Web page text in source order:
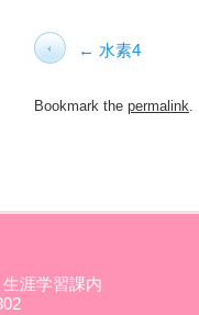
水素4
Bookmark the permalink.
涯学習課内